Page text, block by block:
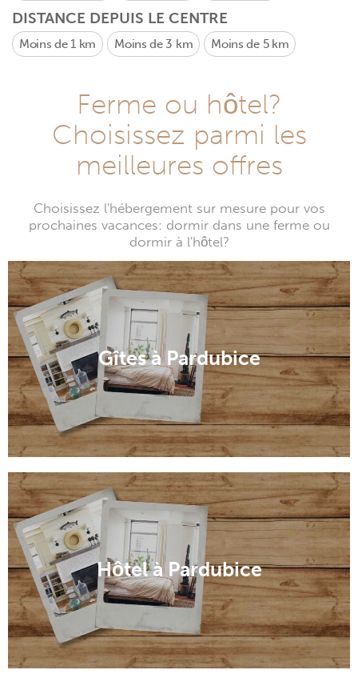
DISTANCE DEPUIS LE CENTRE
Moins de 1 km Moins de 3 km Moins de 5 km
Ferme ou hôtel?
Choisissez parmi les
meilleures offres
Choisissez l'hébergement sur mesure pour vos
prochaines vacances: dormir dans une ferme ou
dormir à l'hôtel?
Gîtes à Pardubice
Hôtel à Pardubice